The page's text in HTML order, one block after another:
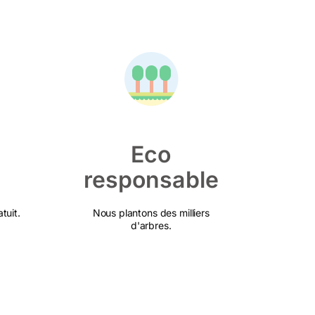
Eco
responsable
Nous plantons des milliers
d'arbres.